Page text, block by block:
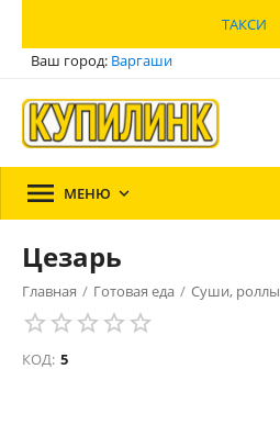
ТАКСИ
Ваш город: Варгаши
 МЕНЮ 
Цезарь
Главная / Готовая еда / Суши, роллы
КОД: 5